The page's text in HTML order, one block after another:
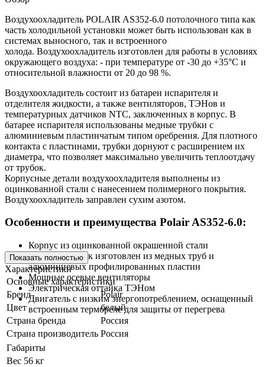
Воздухоохладитель POLAIR AS352-6.0 потолочного типа как
часть холодильной установки может быть использован как в
системах выносного, так и встроенного
холода. Воздухоохладитель изготовлен для работы в условиях
окружающего воздуха: - при температуре от -30 до +35°С и
относительной влажности от 20 до 98 %.
Воздухоохладитель состоит из батареи испарителя и
отделителя жидкости, а также вентиляторов, ТЭНов и
температурных датчиков NTC, заключенных в корпус. В
батарее испарителя использованы медные трубки с
алюминиевым пластинчатым типом оребрения. Для плотного
контакта с пластинами, трубки дорнуют с расширением их
диаметра, что позволяет максимально увеличить теплоотдачу
от трубок.
Корпусные детали воздухоохладителя выполнены из
оцинкованной стали с нанесением полимерного покрытия.
Воздухоохладитель заправлен сухим азотом.
Особенности и преимущества Polair AS352-6.0:
Корпус из оцинкованной окрашенной стали
Теплообменник изготовлен из медных труб и
алюминиевых профилированных пластин
Мощные осевые вентиляторы
Электрическая оттайка ТЭНом
Двигатель с низким энергопотреблением, оснащенный
встроенным термореле для защиты от перегрева
Показать полностью
Характеристики
Основные характеристики
Бренд
Polair
Цвет
белый
Страна бренда
Россия
Страна производитель Россия
Габариты
Вес 56 кг